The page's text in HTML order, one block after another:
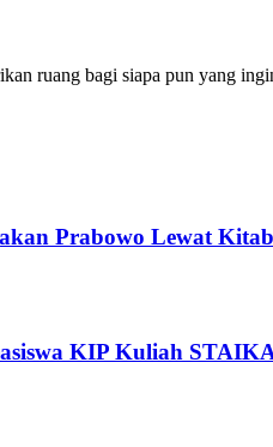
ruang bagi siapa pun yang
Prabowo Lewat
KIP Kuliah